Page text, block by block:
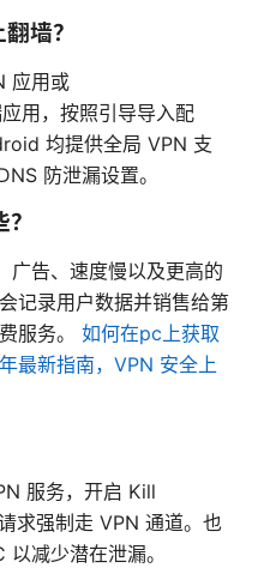
墙？
应用或
用，按照引导导入配
均提供全局 VPN 支
防泄漏设置。
广告、速度慢以及更高的
记录用户数据并销售给第
服务。 如何在pc上获取
最新指南，VPN 安全上
服务，开启 Kill
求强制走 VPN 通道。也
减少潜在泄漏。